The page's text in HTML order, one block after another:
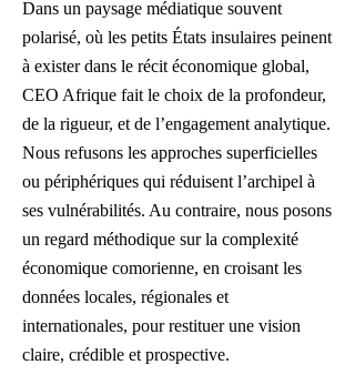
Dans un paysage médiatique souvent
polarisé, où les petits États insulaires peinent
à exister dans le récit économique global,
CEO Afrique fait le choix de la profondeur,
de la rigueur, et de l’engagement analytique.
Nous refusons les approches superficielles
ou périphériques qui réduisent l’archipel à
ses vulnérabilités. Au contraire, nous posons
un regard méthodique sur la complexité
économique comorienne, en croisant les
données locales, régionales et
internationales, pour restituer une vision
claire, crédible et prospective.